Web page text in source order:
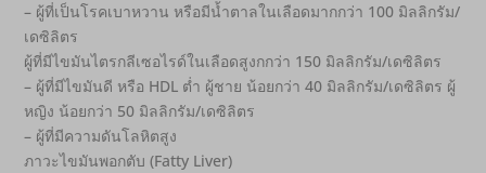
– ผู้ที่เป็นโรคเบาหวาน หรือมีน้ำตาลในเลือดมากกว่า 100 มิลลิกรัม/
เดซิลิตร
ผู้ที่มีไขมันไตรกลีเซอไรด์ในเลือดสูงกกว่า 150 มิลลิกรัม/เดซิลิตร
– ผู้ที่มีไขมันดี หรือ HDL ต่ำ ผู้ชาย น้อยกว่า 40 มิลลิกรัม/เดซิลิตร ผู้
หญิง น้อยกว่า 50 มิลลิกรัม/เดซิลิตร
– ผู้ที่มีความดันโลหิตสูง
ภาวะไขมันพอกตับ (Fatty Liver)